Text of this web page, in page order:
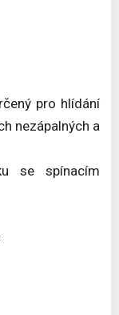
pro hlídání
nezápalných a
se spínacím